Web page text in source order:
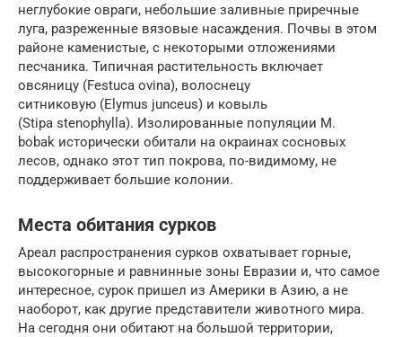
неглубокие овраги, небольшие заливные приречные
луга, разреженные вязовые насаждения. Почвы в этом
районе каменистые, с некоторыми отложениями
песчаника. Типичная растительность включает
овсяницу (Festuca ovina), волоснецу
ситниковую (Elymus junceus) и ковыль
(Stipa stenophylla). Изолированные популяции M.
bobak исторически обитали на окраинах сосновых
лесов, однако этот тип покрова, по-видимому, не
поддерживает большие колонии.
Места обитания сурков
Ареал распространения сурков охватывает горные,
высокогорные и равнинные зоны Евразии и, что самое
интересное, сурок пришел из Америки в Азию, а не
наоборот, как другие представители животного мира.
На сегодня они обитают на большой территории,